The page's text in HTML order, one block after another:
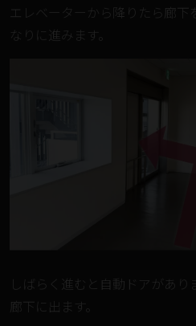
エレベーターから降りたら廊
なりに進みます。
しばらく進むと自動ドアがあ
廊下に出ます。